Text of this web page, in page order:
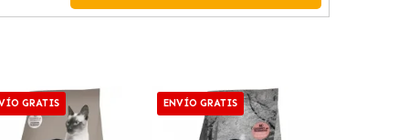
GRATIS ENVÍO GRATIS